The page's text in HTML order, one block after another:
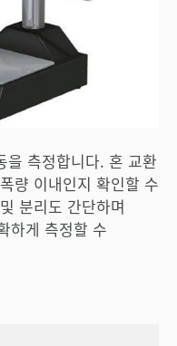
측정합니다. 혼 교환
량 이내인지 확인할 수
분리도 간단하며
하게 측정할 수